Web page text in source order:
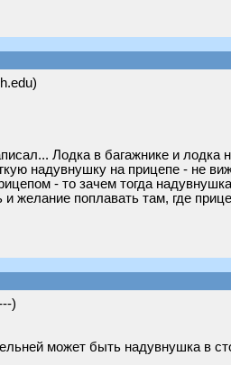
Лодка в багажнике и лодка
надувнушку на прицепе - не
- то зачем тогда
желание поплавать там, где
)
может быть надувнушка в